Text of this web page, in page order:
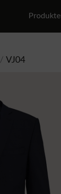
VJ04